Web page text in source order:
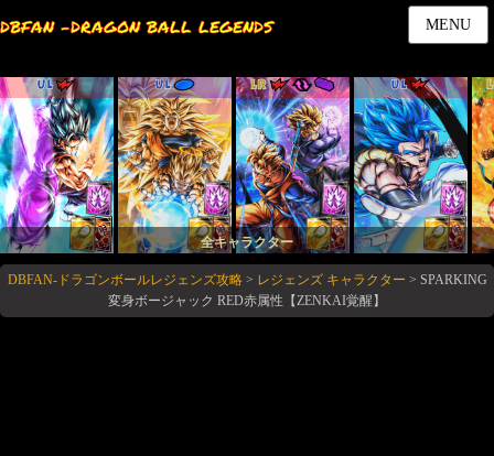
DBFAN -DRAGON BALL LEGENDS MENU
UL UL LR UL
全キャラクター
DBFAN-ドラゴンボールレジェンズ攻略> レジェンズ キャラクター > SPARKING
変身ボージャック RED赤属性【ZENKAI覚醒】